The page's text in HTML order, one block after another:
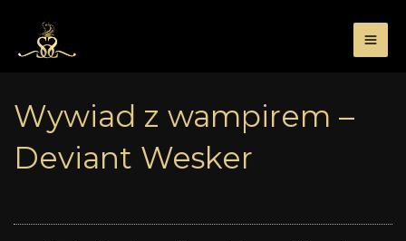
treści
Wywiad z wampirem –
Deviant Wesker